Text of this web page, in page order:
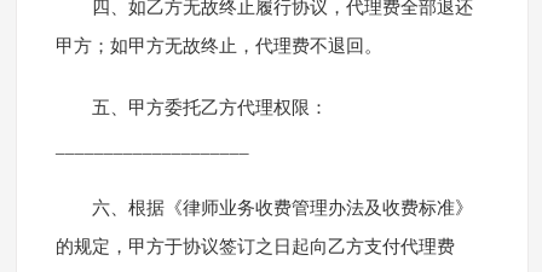
四、如乙方无故终止履行协议，代理费全部退还
甲方；如甲方无故终止，代理费不退回。
五、甲方委托乙方代理权限：
六、根据《律师业务收费管理办法及收费标准》
的规定，甲方于协议签订之日起向乙方支付代理费